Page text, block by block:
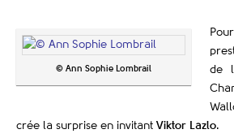
© Ann Sophie Lombrail
de
crée la surprise en invitant Viktor Lazlo.